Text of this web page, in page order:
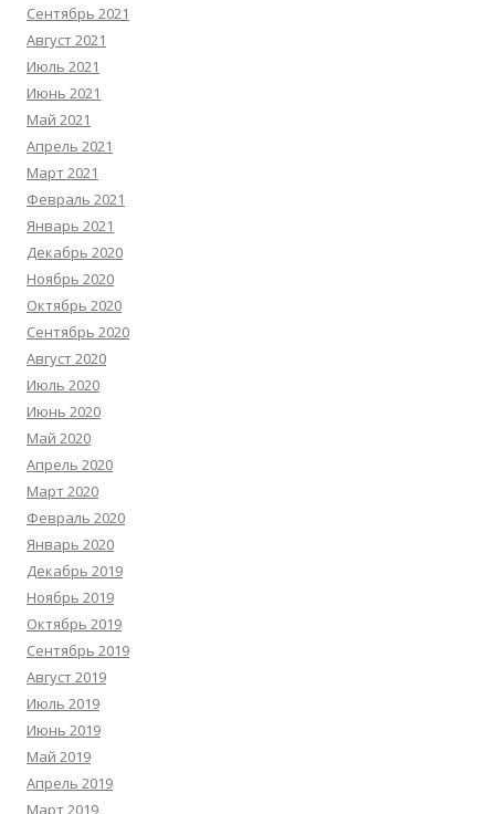
Сентябрь 2021
Август 2021
Июль 2021
Июнь 2021
Май 2021
Апрель 2021
Март 2021
Февраль 2021
Январь 2021
Декабрь 2020
Ноябрь 2020
Октябрь 2020
Сентябрь 2020
Август 2020
Июль 2020
Июнь 2020
Май 2020
Апрель 2020
Март 2020
Февраль 2020
Январь 2020
Декабрь 2019
Ноябрь 2019
Октябрь 2019
Сентябрь 2019
Август 2019
Июль 2019
Июнь 2019
Май 2019
Апрель 2019
Март 2019